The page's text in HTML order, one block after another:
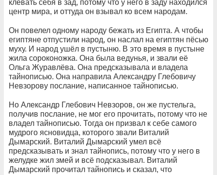
клевать себя в зад, потому что у него в заду находился
центр мира, и оттуда он взывал ко всем народам.
Он повелел одному народу бежать из Египта. А чтобы
египтяне отпустили народ, он наслал на египтян пёсью
муху. И народ ушёл в пустыню. В это время в пустыне
жила сороконожка. Она была ведунья, и звали её
Ольга Журавлёва. Она предсказывала и владела
тайнописью. Она направила Александру Глебовичу
Невзорову послание, написанное тайнописью.
Но Александр Глебович Невзоров, он же пустельга,
получив послание, не мог его прочитать, потому что не
владел тайнописью. Тогда он призвал к себе самого
мудрого ясновидца, которого звали Виталий
Дымарский. Виталий Дымарский умел всё
предсказывать и знал тайнопись, потому что у него в
желудке жил змей и всё подсказывал. Виталий
Дымарский прочитал тайнопись и сказал, что